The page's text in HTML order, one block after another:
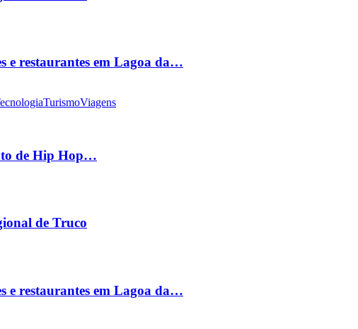
e restaurantes em Lagoa da…
TurismoViagens
de Hip Hop…
de Truco
e restaurantes em Lagoa da…